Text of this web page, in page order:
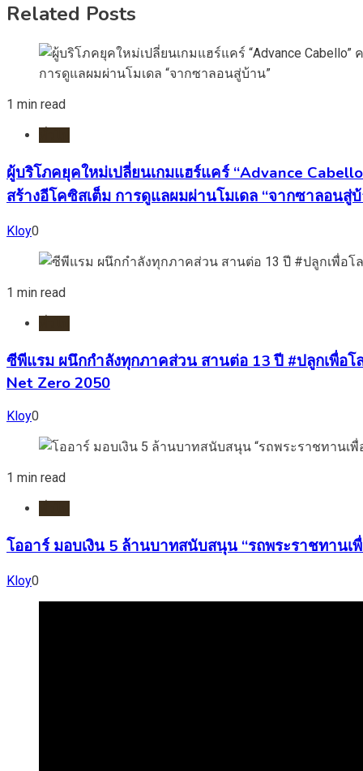
Related Posts
1 min read
ผู้บริโภคยุคใหม่เปลี่ยนเกมแฮร์แคร์ “Advance
สร้างอีโคซิสเต็ม การดูแลผมผ่านโมเดล “จากซาลอนสู่
Kloy0
1 min read
ซีพีแรม ผนึกกำลังทุกภาคส่วน สานต่อ 13 ปี #ปลูกเพื่อ
Net Zero 2050
Kloy0
1 min read
โออาร์ มอบเงิน 5 ล้านบาทสนับสนุน “รถพระราชทานเ
Kloy0